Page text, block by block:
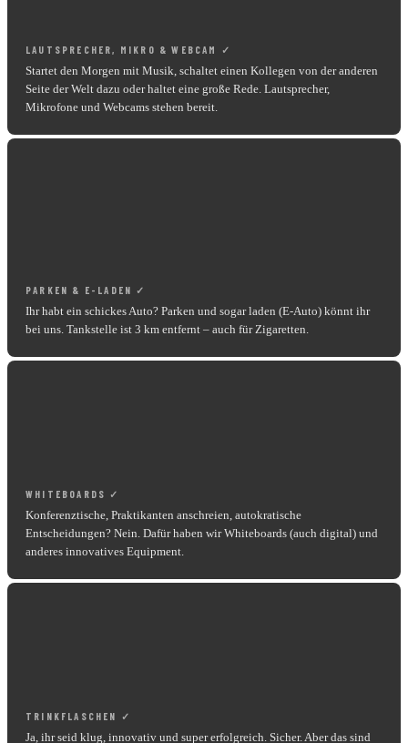
LAUTSPRECHER, MIKRO & WEBCAM ✓
Startet den Morgen mit Musik, schaltet einen Kollegen von der anderen
Seite der Welt dazu oder haltet eine große Rede. Lautsprecher,
Mikrofone und Webcams stehen bereit.
PARKEN & E-LADEN ✓
Ihr habt ein schickes Auto? Parken und sogar laden (E-Auto) könnt ihr
bei uns. Tankstelle ist 3 km entfernt – auch für Zigaretten.
WHITEBOARDS ✓
Konferenztische, Praktikanten anschreien, autokratische
Entscheidungen? Nein. Dafür haben wir Whiteboards (auch digital) und
anderes innovatives Equipment.
TRINKFLASCHEN ✓
Ja, ihr seid klug, innovativ und super erfolgreich. Sicher. Aber das sind